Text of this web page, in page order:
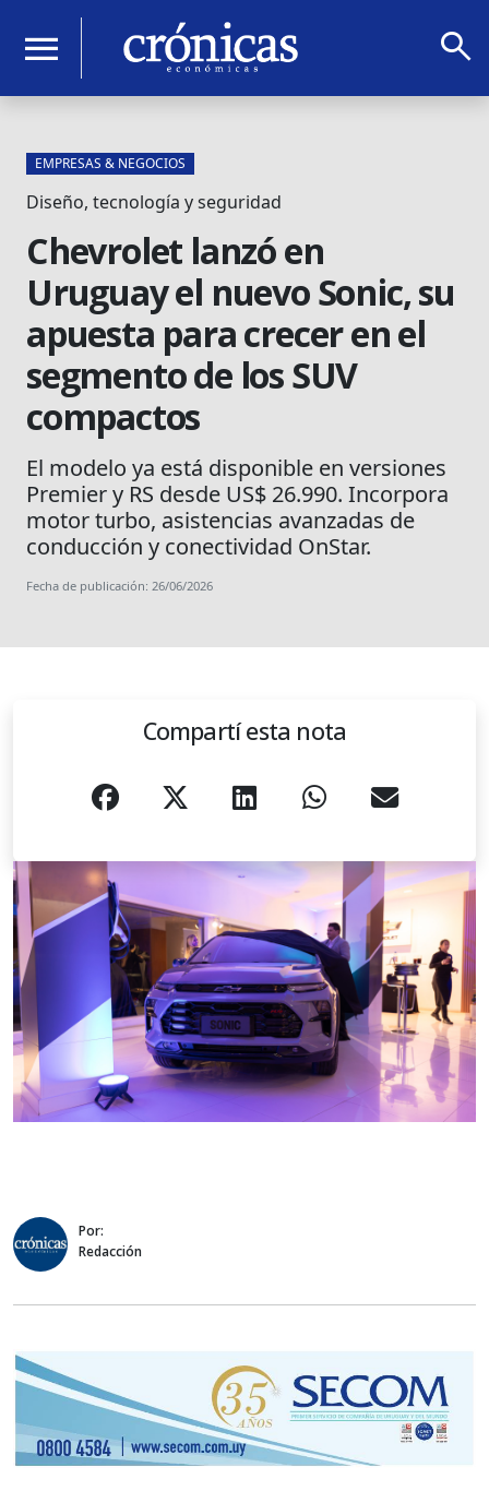
menu search
EMPRESAS & NEGOCIOS
Diseño, tecnología y seguridad
Chevrolet lanzó en
Uruguay el nuevo Sonic, su
apuesta para crecer en el
segmento de los SUV
compactos
El modelo ya está disponible en versiones
Premier y RS desde US$ 26.990. Incorpora
motor turbo, asistencias avanzadas de
conducción y conectividad OnStar.
Fecha de publicación: 26/06/2026
Compartí esta nota
Por:
Redacción